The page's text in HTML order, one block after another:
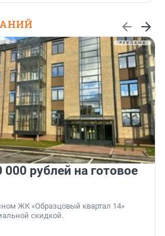
рублей на готовое
ЖК «Образцовый квартал 14»
скидкой.